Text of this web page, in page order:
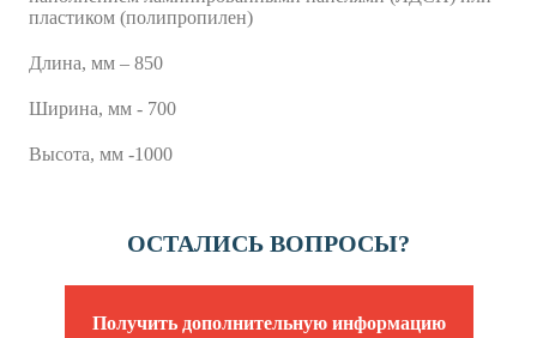
пластиком (полипропилен)
Длина, мм – 850
Ширина, мм - 700
Высота, мм -1000
ОСТАЛИСЬ ВОПРОСЫ?
Получить дополнительную информацию